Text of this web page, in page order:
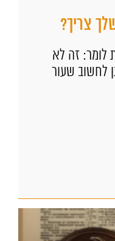
צריך?
לומר: זה לא
לחשוב שעור